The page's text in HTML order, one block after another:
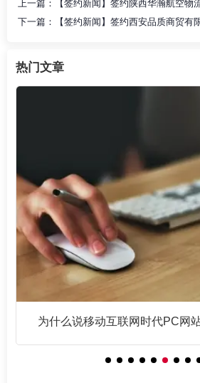
上一篇：
【签约新闻】签约陕西华瀚航空物
下一篇：
【签约新闻】签约西安品质商贸有
热门文章
为什么说移动互联网时代PC网